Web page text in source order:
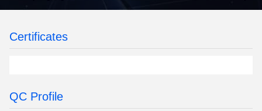
Certificates
QC Profile